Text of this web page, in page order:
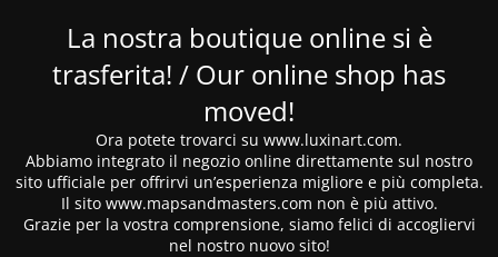
La nostra boutique online si è
trasferita! / Our online shop has
moved!
Ora potete trovarci su www.luxinart.com.
Abbiamo integrato il negozio online direttamente sul nostro
sito ufficiale per offrirvi un’esperienza migliore e più completa.
Il sito www.mapsandmasters.com non è più attivo.
Grazie per la vostra comprensione, siamo felici di accogliervi
nel nostro nuovo sito!